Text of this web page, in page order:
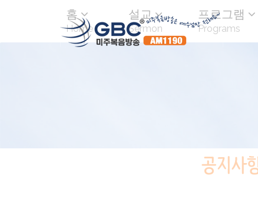
홈
Home
설교
Sermon
프로그램
Programs